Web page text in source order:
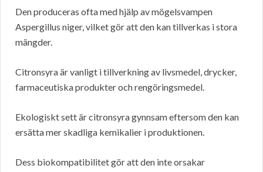
Den produceras ofta med hjälp av mögelsvampen
Aspergillus niger, vilket gör att den kan tillverkas i stora
mängder.
Citronsyra är vanligt i tillverkning av livsmedel, drycker,
farmaceutiska produkter och rengöringsmedel.
Ekologiskt sett är citronsyra gynnsam eftersom den kan
ersätta mer skadliga kemikalier i produktionen.
Dess biokompatibilitet gör att den inte orsakar